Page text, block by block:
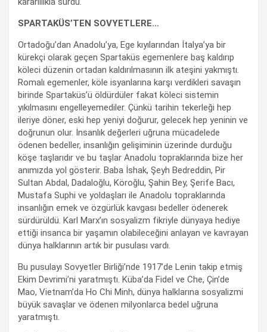
SPARTAKÜS’TEN SOVYETLERE…
Ortadoğu’dan Anadolu’ya, Ege kıyılarından İtalya’ya bir
kürekçi olarak geçen Spartaküs egemenlere baş kaldırıp
köleci düzenin ortadan kaldırılmasının ilk ateşini yakmıştı.
Romalı egemenler, köle isyanlarına karşı verdikleri savaşın
birinde Spartaküs’ü öldürdüler fakat köleci sistemin
yıkılmasını engelleyemediler. Çünkü tarihin tekerleği hep
ileriye döner, eski hep yeniyi doğurur, gelecek hep yeninin ve
doğrunun olur. İnsanlık değerleri uğruna mücadelede
ödenen bedeller, insanlığın gelişiminin üzerinde durduğu
köşe taşlarıdır ve bu taşlar Anadolu topraklarında bize her
anımızda yol gösterir. Baba İshak, Şeyh Bedreddin, Pir
Sultan Abdal, Dadaloğlu, Köroğlu, Şahin Bey, Şerife Bacı,
Mustafa Suphi ve yoldaşları ile Anadolu topraklarında
insanlığın emek ve özgürlük kavgası bedeller ödenerek
sürdürüldü. Karl Marx’ın sosyalizm fikriyle dünyaya hediye
ettiği insanca bir yaşamın olabileceğini anlayan ve kavrayan
dünya halklarının artık bir pusulası vardı.
Bu pusulayı Sovyetler Birliği’nde 1917’de Lenin takip etmiş
Ekim Devrimi’ni yaratmıştı. Küba’da Fidel ve Che, Çin’de
Mao, Vietnam’da Ho Chi Minh, dünya halklarına sosyalizmi
büyük savaşlar ve ödenen milyonlarca bedel uğruna
yaratmıştı.